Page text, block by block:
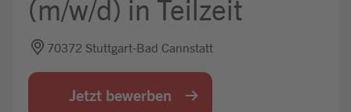
Jobbörse
(m/w/d) in Teilzeit
70372 Stuttgart-Bad Cannstatt
Jetzt bewerben